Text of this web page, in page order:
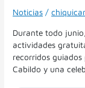
Noticias /
Durante todo
actividades
recorridos
Cabildo y una